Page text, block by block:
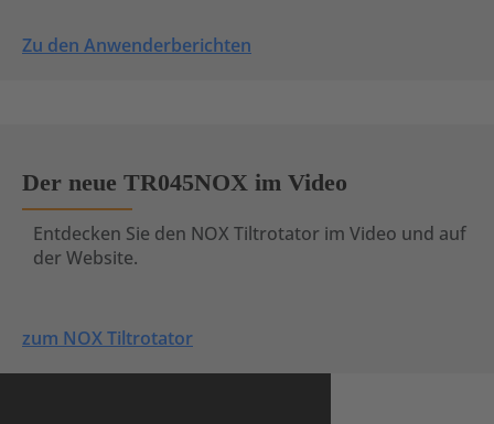
Zu den Anwenderberichten
Der neue TR045NOX im Video
Entdecken Sie den NOX Tiltrotator im Video und auf
der Website.
zum NOX Tiltrotator